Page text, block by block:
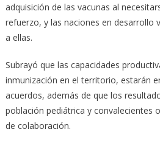
adquisición de las vacunas al
refuerzo, y las naciones en desarrollo
a ellas.
Subrayó que las capacidades
inmunización en el territorio, estarán
acuerdos, además de que los
población pediátrica y convalecientes
de colaboración.